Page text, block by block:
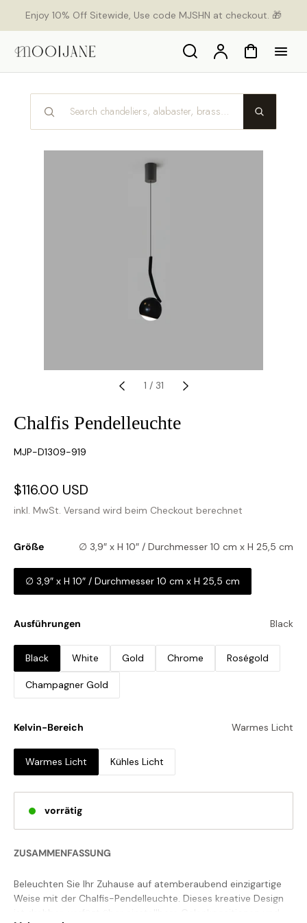
Enjoy 10% Off Sitewide, Use code MJSHN at checkout. 🎁
Search Konto Warenkorb
1 / 31
Chalfis Pendelleuchte
SKU:
MJP-D1309-919
Verkaufspreis
$116.00 USD
Preis
inkl. MwSt. Versand wird beim Checkout berechnet
Größe ∅ 3,9″ x H 10″ / Durchmesser 10 cm x H 25,5 cm
∅ 3,9″ x H 10″ / Durchmesser 10 cm x H 25,5 cm
Ausführungen Black
Black White Gold Chrome Roségold
Champagner Gold
Kelvin-Bereich Warmes Licht
Warmes Licht Kühles Licht
vorrätig
ZUSAMMENFASSUNG
Beleuchten Sie Ihr Zuhause auf atemberaubend einzigartige
Weise mit der Chalfis-Pendelleuchte. Dieses kreative Design